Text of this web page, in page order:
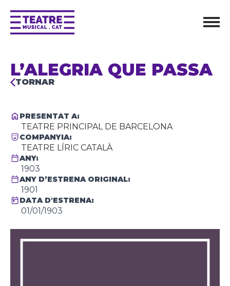
L’ALEGRIA QUE PASSA
TORNAR
PRESENTAT A:
TEATRE PRINCIPAL DE BARCELONA
COMPANYIA:
TEATRE LÍRIC CATALÀ
ANY:
1903
ANY D’ESTRENA ORIGINAL:
1901
DATA D'ESTRENA:
01/01/1903